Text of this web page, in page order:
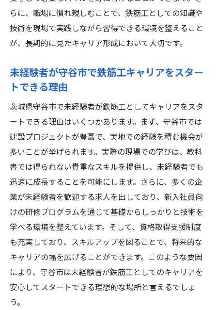
らに、職場に慣れ親しむことで、鉄筋工としての知識や
技術を現場で実践しながら習得できる環境を整えること
が、長期的に見たキャリア形成において大切です。
未経験者が守谷市で鉄筋工キャリアをスター
トできる理由
茨城県守谷市で未経験者が鉄筋工としてキャリアをスタ
ートできる理由はいくつかあります。まず、守谷市では
建設プロジェクトが豊富で、実地での経験を積む機会が
多いことが挙げられます。実際の現場での学びは、教科
書では得られない貴重なスキルを提供し、未経験者でも
迅速に成長することを可能にします。さらに、多くの企
業が未経験者を歓迎する求人を出しており、新入社員向
けの研修プログラムを通じて基礎からしっかりと技術を
学べる環境を整えています。そして、資格取得支援制度
も充実しており、スキルアップを図ることで、将来的な
キャリアの幅を広げることができます。このような要因
により、守谷市は未経験者が鉄筋工としてのキャリアを
安心してスタートできる理想的な場所と言えるでしょ
う。